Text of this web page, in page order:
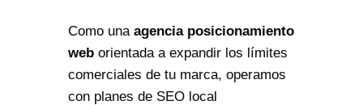
Como una agencia posicionamiento
web orientada a expandir los límites
comerciales de tu marca, operamos
con planes de SEO local